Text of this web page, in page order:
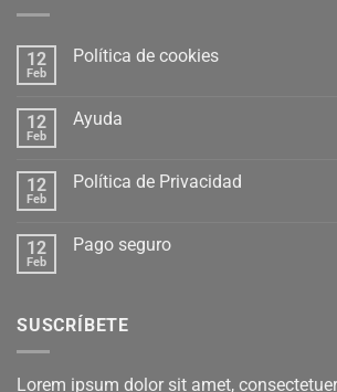
12
Feb
Política de cookies
12
Feb
Ayuda
12
Feb
Política de Privacidad
12
Feb
Pago seguro
SUSCRÍBETE
Lorem ipsum dolor sit amet,